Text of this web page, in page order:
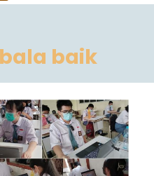
baik